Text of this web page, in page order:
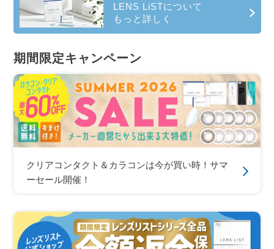
LENS LiSTについて
もっと詳しく
期間限定キャンペーン
クリアコンタクト＆カラコンは今が買い時！サマ
ーセール開催！